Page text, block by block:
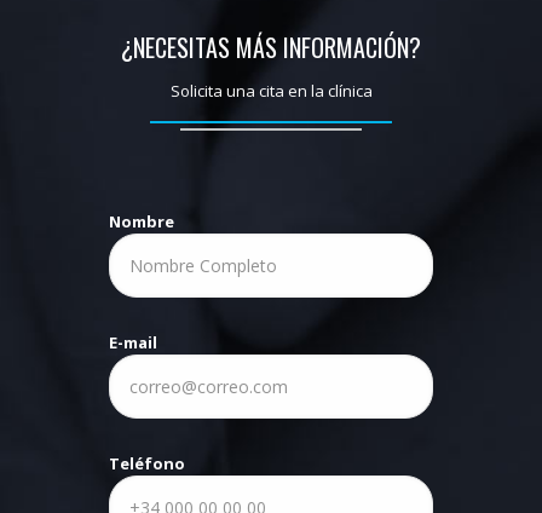
¿NECESITAS MÁS INFORMACIÓN?
Solicita una cita en la clínica
Nombre
E-mail
Teléfono